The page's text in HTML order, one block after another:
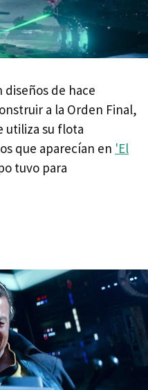
de hace
a la Orden Final,
utiliza su flota
que aparecían en 'El
tuvo para